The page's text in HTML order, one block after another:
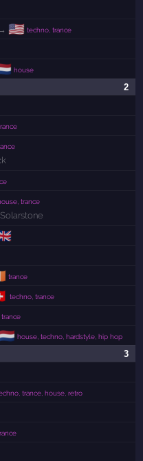
🇺🇸 techno, trance
house
2
trance
Solarstone
trance
techno, trance
trance
🇳🇱 house, techno, hardstyle, hip hop
3
trance, house, retro